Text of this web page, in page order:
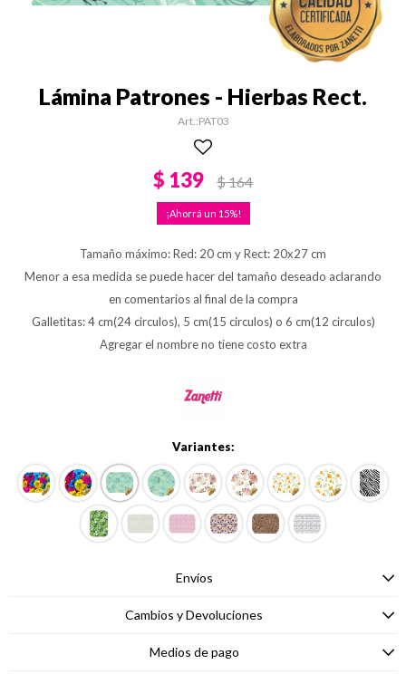
Lámina Patrones - Hierbas Rect.
PAT03
$ 139 $164
15
Tamaño máximo: Red: 20 cm y Rect: 20x27 cm
Menor a esa medida se puede hacer del tamaño deseado aclarando
en comentarios al final de la compra
Galletitas: 4 cm(24 circulos), 5 cm(15 circulos) o 6 cm(12 circulos)
Agregar el nombre no tiene costo extra
Variantes:
Envíos
Cambios y Devoluciones
Medios de pago